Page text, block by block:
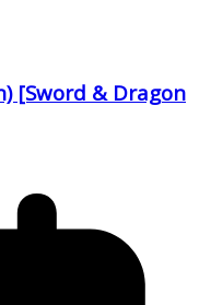
[Sword & Dragon